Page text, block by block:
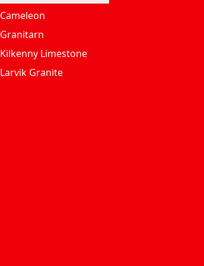
Cameleon
Granitarn
Kilkenny Limestone
Larvik Granite